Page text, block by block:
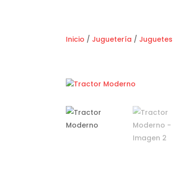
Inicio / Juguetería / Juguetes